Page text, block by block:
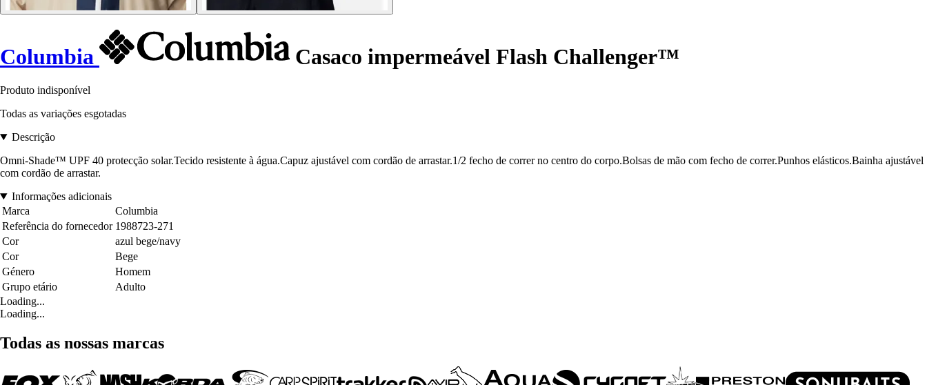
Columbia Casaco impermeável Flash Challenger™
Produto indisponível
Todas as variações esgotadas
Descrição
Omni-Shade™ UPF 40 protecção solar.Tecido resistente à água.Capuz ajustável com cordão de arrastar.1/2 fecho de correr no centro do corpo.Bolsas de mão com fecho de correr.Punhos elásticos.Bainha ajustável
com cordão de arrastar.
Informações adicionais
Marca
Columbia
Referência do fornecedor 1988723-271
Cor
azul bege/navy
Cor
Bege
Género
Homem
Grupo etário
Adulto
Loading...
Loading...
Todas as nossas marcas